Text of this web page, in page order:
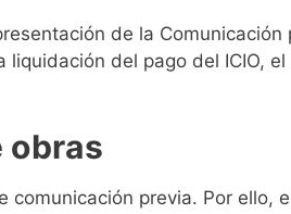
de la Comunicación
del pago del ICIO, el
obras
previa. Por ello,